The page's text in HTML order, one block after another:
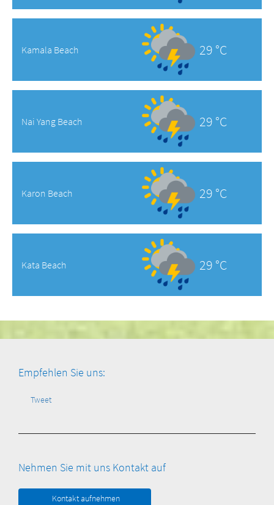
Kamala Beach 29 °C
Nai Yang Beach 29 °C
Karon Beach 29 °C
Kata Beach 29 °C
Empfehlen Sie uns:
Tweet
Nehmen Sie mit uns Kontakt auf
Kontakt aufnehmen